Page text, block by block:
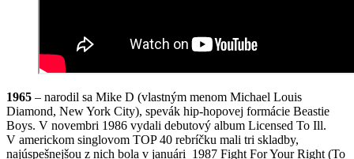
1965 – narodil sa Mike D (vlastným menom Michael Louis
Diamond, New York City), spevák hip-hopovej formácie Beastie
Boys. V novembri 1986 vydali debutový album Licensed To Ill.
V americkom singlovom TOP 40 rebríčku mali tri skladby,
najúspešnejšou z nich bola v januári 1987 Fight For Your Right (To